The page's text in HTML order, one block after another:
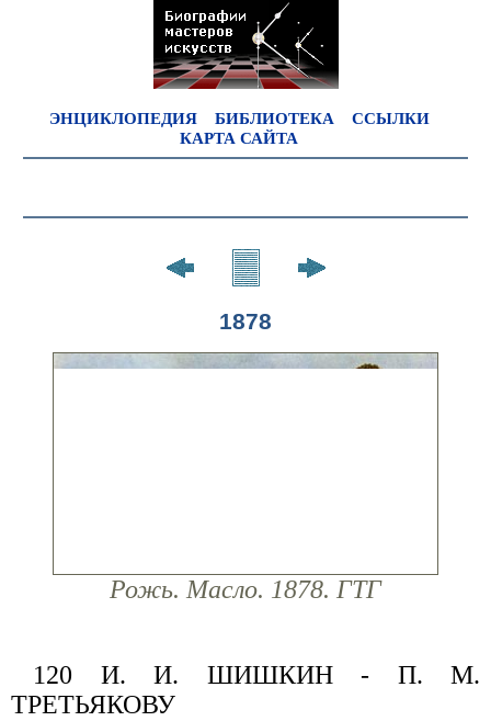
ЭНЦИКЛОПЕДИЯ БИБЛИОТЕКА
ССЫЛКИ
КАРТА САЙТА
1878
Рожь. Масло. 1878. ГТГ
120 И. И. ШИШКИН - П. М.
ТРЕТЬЯКОВУ